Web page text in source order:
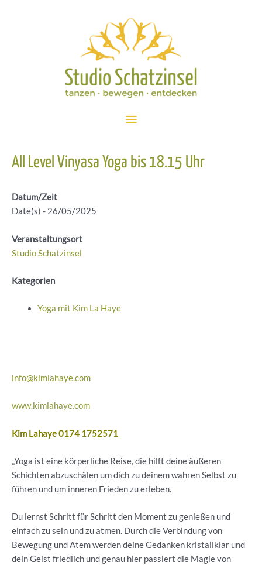
Hauptmenü
All Level Vinyasa Yoga bis 18.15 Uhr
Datum/Zeit
Date(s) - 26/05/2025
Veranstaltungsort
Studio Schatzinsel
Kategorien
Yoga mit Kim La Haye
info@kimlahaye.com
www.kimlahaye.com
Kim Lahaye 0174 1752571
„Yoga ist eine körperliche Reise, die hilft deine äußeren
Schichten abzuschälen um dich zu deinem wahren Selbst zu
führen und um inneren Frieden zu erleben.
Du lernst Schritt für Schritt den Moment zu genießen und
einfach zu sein und zu atmen. Durch die Verbindung von
Bewegung und Atem werden deine Gedanken kristallklar und
dein Geist friedlich und genau hier passiert die Magie von